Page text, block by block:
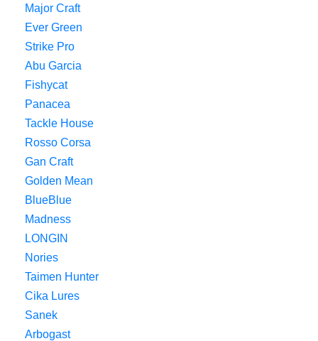
Major Craft
Ever Green
Strike Pro
Abu Garcia
Fishycat
Panacea
Tackle House
Rosso Corsa
Gan Craft
Golden Mean
BlueBlue
Madness
LONGIN
Nories
Taimen Hunter
Cika Lures
Sanek
Arbogast